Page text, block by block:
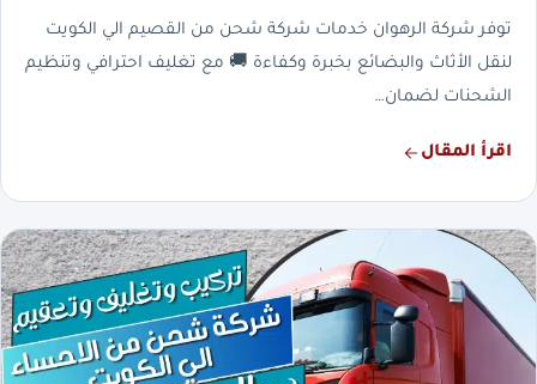
توفر شركة الرهوان خدمات شركة شحن من القصيم الي الكويت
لنقل الأثاث والبضائع بخبرة وكفاءة 🚚 مع تغليف احترافي وتنظيم
الشحنات لضمان…
اقرأ المقال